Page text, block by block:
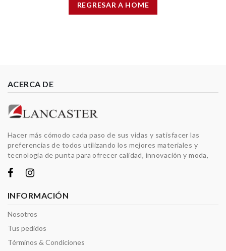
REGRESAR A HOME
ACERCA DE
Hacer más cómodo cada paso de sus vidas y satisfacer las
preferencias de todos utilizando los mejores materiales y
tecnología de punta para ofrecer calidad, innovación y moda,
INFORMACIÓN
Nosotros
Tus pedidos
Términos & Condiciones